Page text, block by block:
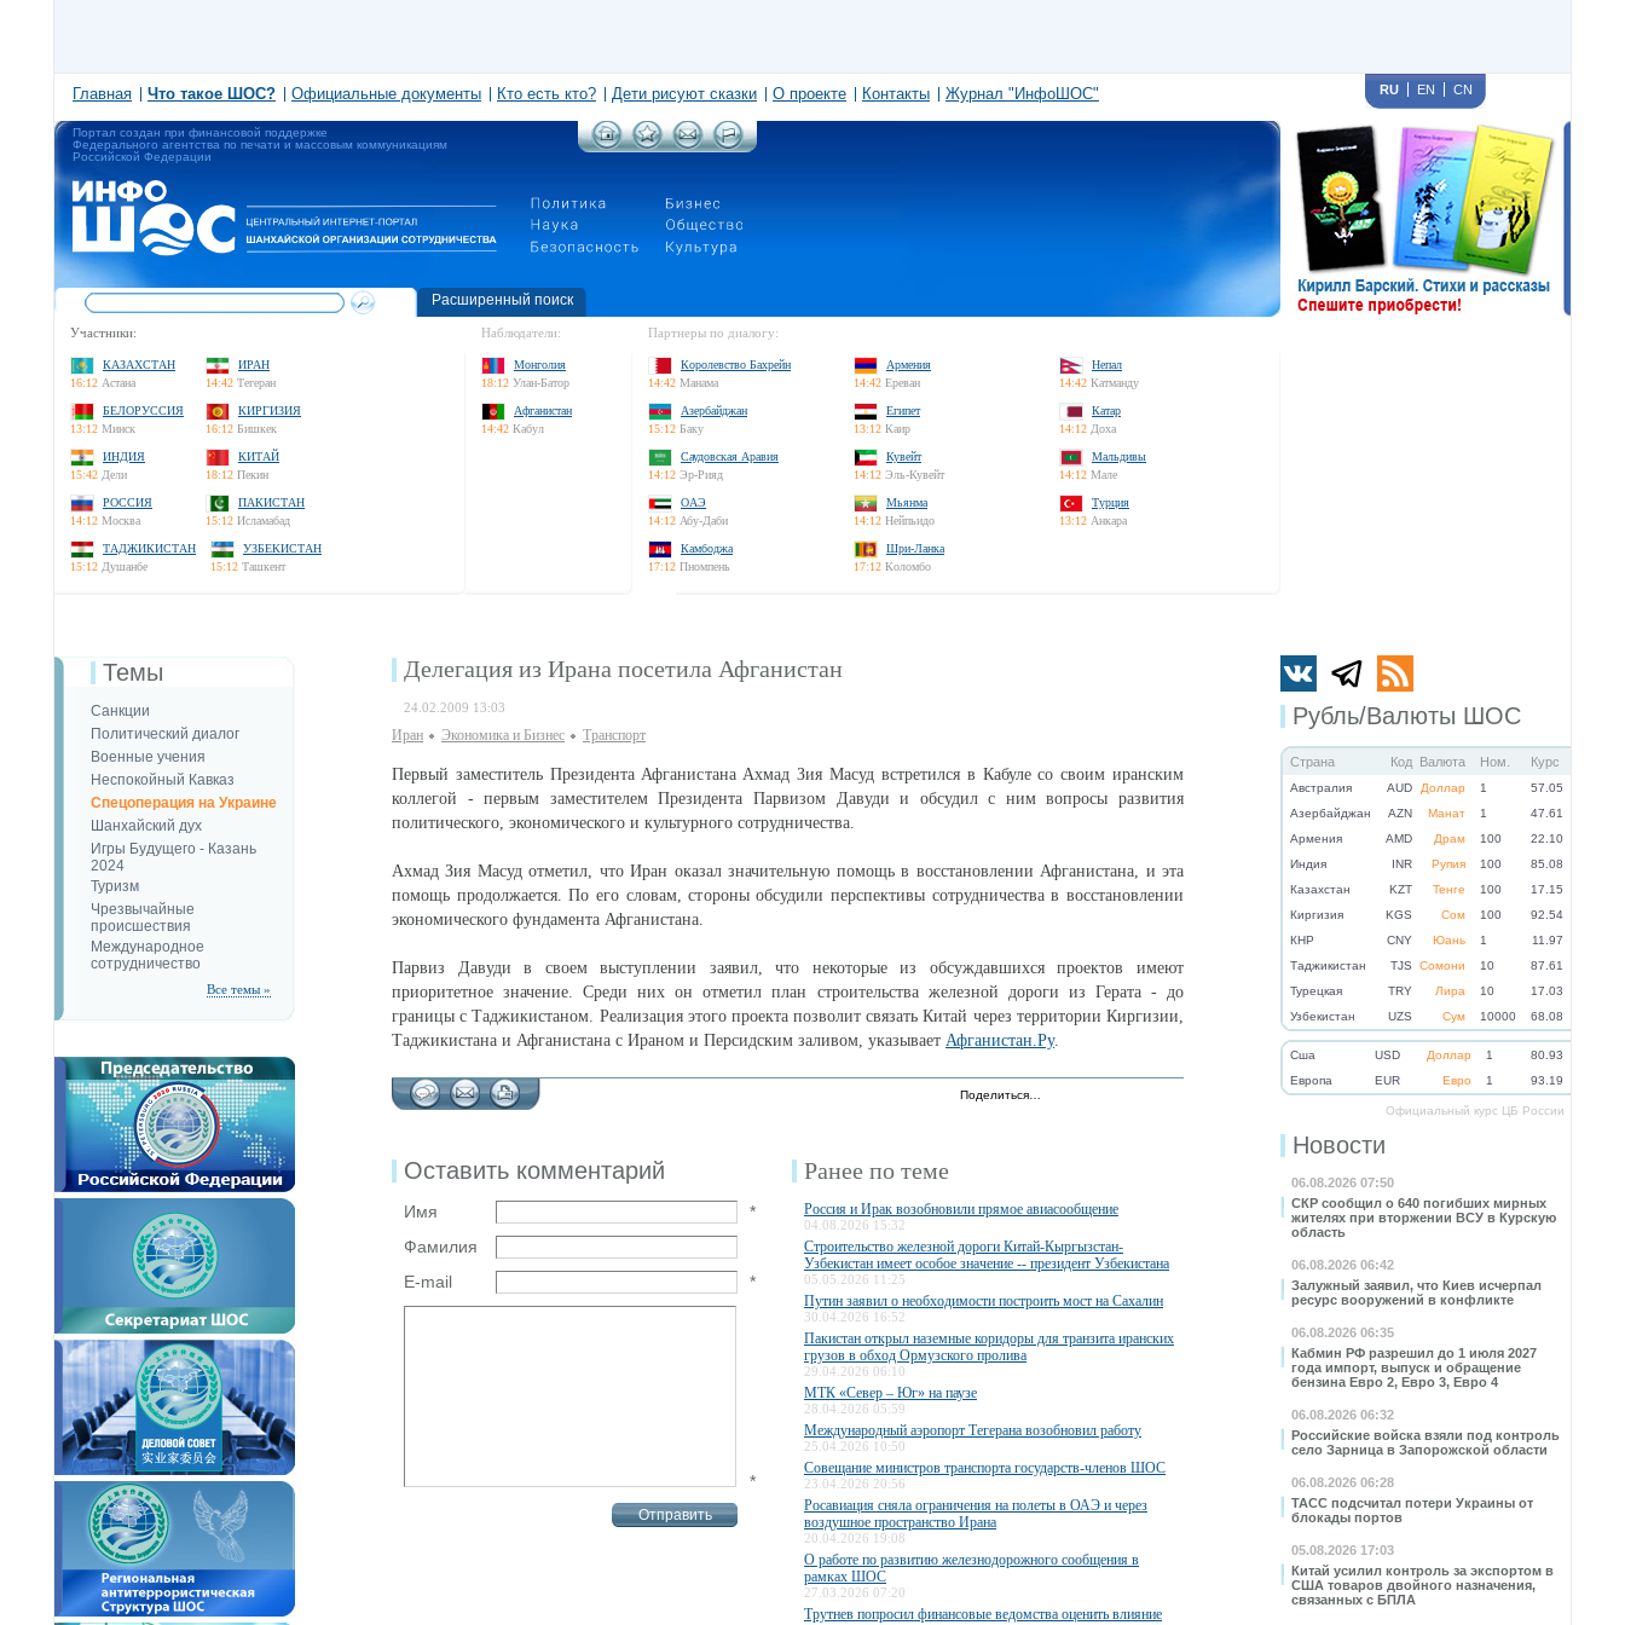
Главная Что такое ШОС? Официальные документы Кто есть кто? Дети рисуют сказки О проекте Контакты Журнал "ИнфоШОС" RU EN CN
Портал создан при финансовой поддержке
Федерального агентства по печати и массовым коммуникациям
Российской Федерации
Расширенный поиск
Участники:
КАЗАХСТАН
16:12 Астана
ИРАН
14:42 Тегеран
БЕЛОРУССИЯ
13:12 Минск
КИРГИЗИЯ
16:12 Бишкек
ИНДИЯ
15:42 Дели
КИТАЙ
18:12 Пекин
РОССИЯ
14:12 Москва
ПАКИСТАН
15:12 Исламабад
ТАДЖИКИСТАН
15:12 Душанбе
УЗБЕКИСТАН
15:12 Ташкент
Наблюдатели:
Монголия
18:12 Улан-Батор
Афганистан
14:42 Кабул
Партнеры по диалогу:
Королевство Бахрейн
14:42 Манама
Армения
14:42 Ереван
Непал
14:42 Катманду
Азербайджан
15:12 Баку
Египет
13:12 Каир
Катар
14:12 Доха
Саудовская Аравия
14:12 Эр-Рияд
Кувейт
14:12 Эль-Кувейт
Мальдивы
14:12 Мале
ОАЭ
14:12 Абу-Даби
Мьянма
14:12 Нейпьидо
Турция
13:12 Анкара
Камбоджа
17:12 Пномпень
Шри-Ланка
17:12 Коломбо
Рубль/Валюты ШОС
Страна Код Валюта Ном. Курс
Австралия AUD Доллар 1
57.05
Азербайджан
AZN Манат 1
47.61
Армения
AMD Драм 100
22.10
Индия
INR Рупия 100
85.08
Казахстан
KZT Тенге 100
17.15
Киргизия
KGS Сом 100
92.54
КНР
CNY Юань 1
11.97
Таджикистан
TJS Сомони 10
87.61
Турецкая
TRY Лира 10
17.03
Узбекистан
UZS Сум 10000 68.08
Cша USD Доллар 1
80.93
Eвропа
EUR Евро 1 93.19
Официальный курс ЦБ России
Новости
06.08.2026 07:50
СКР сообщил о 640 погибших мирных
жителях при вторжении ВСУ в Курскую
область
06.08.2026 06:42
Залужный заявил, что Киев исчерпал
ресурс вооружений в конфликте
06.08.2026 06:35
Кабмин РФ разрешил до 1 июля 2027
года импорт, выпуск и обращение
бензина Евро 2, Евро 3, Евро 4
06.08.2026 06:32
Российские войска взяли под контроль
село Зарница в Запорожской области
06.08.2026 06:28
ТАСС подсчитал потери Украины от
блокады портов
05.08.2026 17:03
Китай усилил контроль за экспортом в
США товаров двойного назначения,
связанных с БПЛА
Темы
Санкции
Политический диалог
Военные учения
Неспокойный Кавказ
Спецоперация на Украине
Шанхайский дух
Игры Будущего - Казань
2024
Туризм
Чрезвычайные
происшествия
Международное
сотрудничество
Все темы »
Делегация из Ирана посетила Афганистан
24.02.2009 13:03
Иран Экономика и Бизнес Транспорт
Первый заместитель Президента Афганистана Ахмад Зия Масуд встретился в Кабуле со своим иранским
коллегой - первым заместителем Президента Парвизом Давуди и обсудил с ним вопросы развития
политического, экономического и культурного сотрудничества.
Ахмад Зия Масуд отметил, что Иран оказал значительную помощь в восстановлении Афганистана, и эта
помощь продолжается. По его словам, стороны обсудили перспективы сотрудничества в восстановлении
экономического фундамента Афганистана.
Парвиз Давуди в своем выступлении заявил, что некоторые из обсуждавшихся проектов имеют
приоритетное значение. Среди них он отметил план строительства железной дороги из Герата - до
границы с Таджикистаном. Реализация этого проекта позволит связать Китай через территории Киргизии,
Таджикистана и Афганистана с Ираном и Персидским заливом, указывает Афганистан.Ру.
Поделиться…
Оставить комментарий
Имя
*
Фамилия
E-mail
*
*
Ранее по теме
Россия и Ирак возобновили прямое авиасообщение
04.08.2026 15:32
Строительство железной дороги Китай-Кыргызстан-
Узбекистан имеет особое значение -- президент Узбекистана
05.05.2026 11:25
Путин заявил о необходимости построить мост на Сахалин
30.04.2026 16:52
Пакистан открыл наземные коридоры для транзита иранских
грузов в обход Ормузского пролива
29.04.2026 06:10
МТК «Север – Юг» на паузе
28.04.2026 05:59
Международный аэропорт Тегерана возобновил работу
25.04.2026 10:50
Совещание министров транспорта государств-членов ШОС
23.04.2026 20:56
Росавиация сняла ограничения на полеты в ОАЭ и через
воздушное пространство Ирана
20.04.2026 19:08
О работе по развитию железнодорожного сообщения в
рамках ШОС
27.03.2026 07:20
Трутнев попросил финансовые ведомства оценить влияние